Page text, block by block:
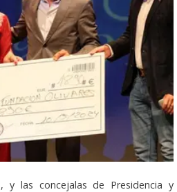
y las concejalas de Presidencia y